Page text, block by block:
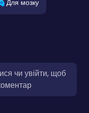
Для мозку
чи увійти, щоб